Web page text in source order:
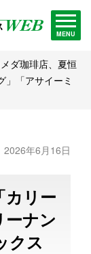
MENU
ダ珈琲店、夏恒
「アサイーミ
2026年6月16日
カリー
ナン
クス